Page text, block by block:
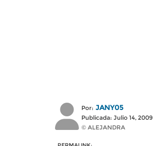
Por: JANY05
Publicada: Julio 14, 2009
© ALEJANDRA